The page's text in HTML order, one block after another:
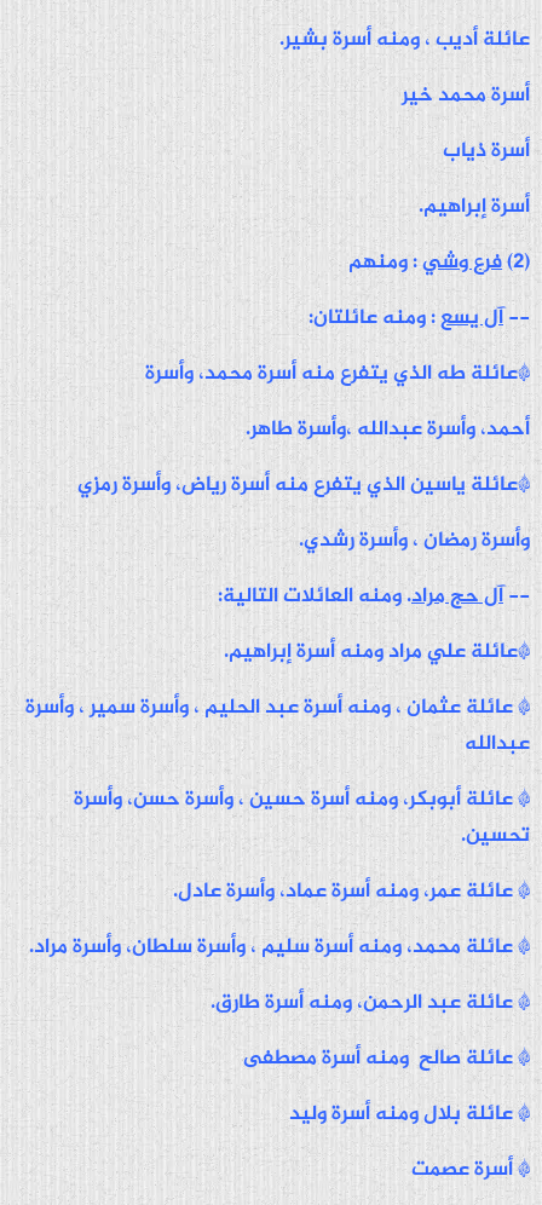
عائلة أديب ، ومنه أسرة بشير.
أسرة محمد خير
أسرة ذياب
أسرة إبراهيم.
(2)
فرع وشي: ومنهم
--آل يسع: ومنه عائلتان:
*عائلة طه الذي يتفرع منه أسرة محمد، وأسرة
أحمد، وأسرة عبدالله ،وأسرة طاهر.
*عائلة ياسين الذي يتفرع منه أسرة رياض، وأسرة رمزي
وأسرة رمضان ، وأسرة رشدي.
--آل حج مراد. ومنه العائلات التالية:
*عائلة علي مراد ومنه أسرة إبراهيم.
* عائلة عثمان ، ومنه أسرة عبد الحليم ، وأسرة سمير ، وأسرة
عبدالله
* عائلة أبوبكر، ومنه أسرة حسين ، وأسرة حسن، وأسرة
تحسين.
* عائلة عمر، ومنه أسرة عماد، وأسرة عادل.
* عائلة محمد، ومنه أسرة سليم ، وأسرة سلطان، وأسرة مراد.
* عائلة عبد الرحمن، ومنه أسرة طارق.
* عائلة صالح ومنه أسرة مصطفى
* عائلة بلال ومنه أسرة وليد
* أسرة عصمت